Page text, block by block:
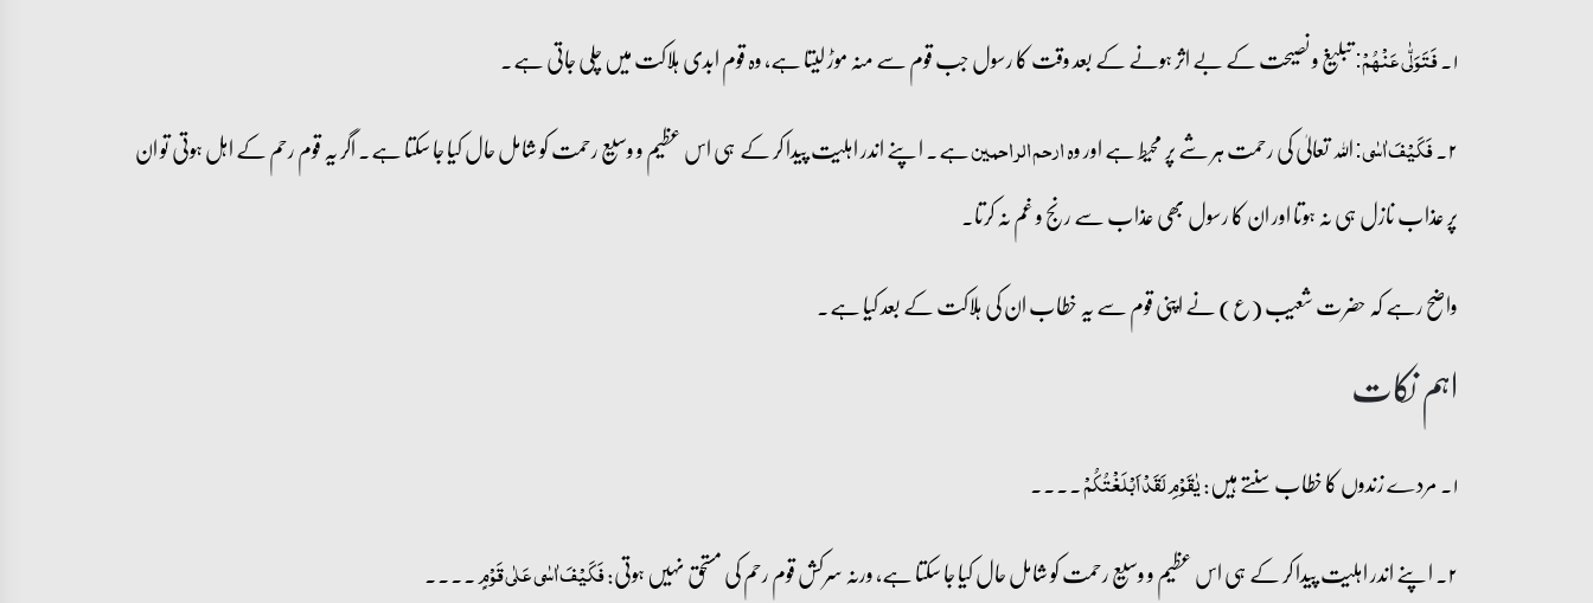
۱۔ فَتَوَلّٰی عَنۡہُمۡ:تبلیغ و نصیحت کے بے اثر ہونے کے بعد وقت کا رسول جب قوم سے منہ موڑ لیتا ہے، وہ قوم ابدی ہلاکت میں چلی جاتی ہے۔
۲۔ فَکَیۡفَ اٰسٰی:اللہ تعالیٰ کی رحمت ہر شے پر محیط ہے اور وہارحم الراحمینہے۔ اپنے اندر اہلیت پیدا کر کے ہی اس عظیم و وسیع رحمت کو شامل حال کیا جا سکتا ہے۔ اگر یہ قوم رحم کے اہل ہوتی تو ان
پر عذاب نازل ہی نہ ہوتا اور ان کا رسول بھی عذاب سے رنج و غم نہ کرتا۔
واضح رہے کہ حضرت شعیب (ع) نے اپنی قوم سے یہ خطاب ان کی ہلاکت کے بعد کیا ہے۔
اہم نکات
۱۔ مردے زندوں کا خطاب سنتے ہیں: یٰقَوۡمِ لَقَدۡ اَبۡلَغۡتُکُمۡ۔۔۔۔
۲۔ اپنے اندر اہلیت پیدا کر کے ہی اس عظیم و وسیع رحمت کو شامل حال کیا جا سکتا ہے، ورنہ سرکش قوم رحم کی مستحق نہیں ہوتی:
فَکَیۡفَ اٰسٰی عَلٰی قَوۡمٍ۔۔۔۔